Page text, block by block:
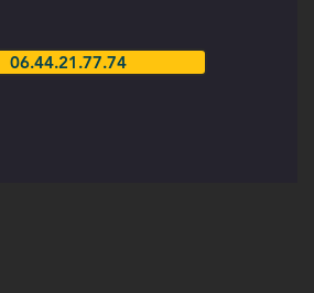
06.44.21.77.74